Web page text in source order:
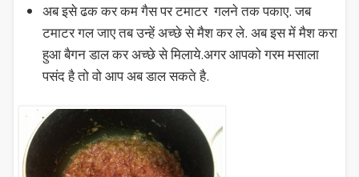
अब इसे ढक कर कम गैस पर टमाटर गलने तक पकाए. जब
टमाटर गल जाए तब उन्हें अच्छे से मैश कर ले. अब इस में मैश करा
हुआ बैगन डाल कर अच्छे से मिलाये.अगर आपको गरम मसाला
पसंद है तो वो आप अब डाल सकते है.